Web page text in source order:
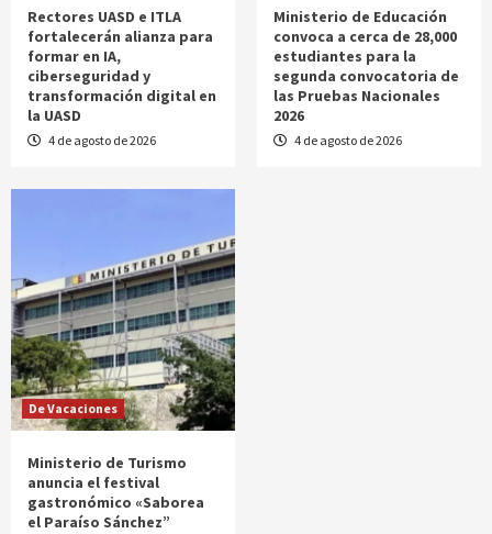
Rectores UASD e ITLA
fortalecerán alianza para
formar en IA,
ciberseguridad y
transformación digital en
la UASD
4 de agosto de 2026
Ministerio de Educación
convoca a cerca de 28,000
estudiantes para la
segunda convocatoria de
las Pruebas Nacionales
2026
4 de agosto de 2026
De Vacaciones
Ministerio de Turismo
anuncia el festival
gastronómico «Saborea
el Paraíso Sánchez”